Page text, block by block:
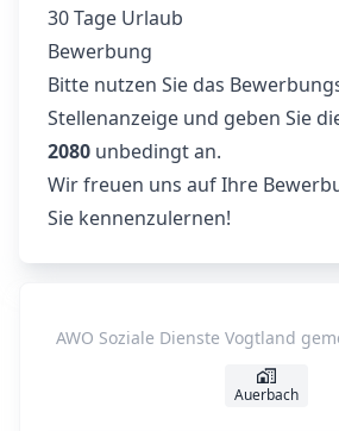
30 Tage Urlaub
Bewerbung
Bitte nutzen Sie das
Stellenanzeige und geben Sie
2080 unbedingt an.
Wir freuen uns auf Ihre
Sie kennenzulernen!
AWO Soziale Dienste Vogtland
Auerbach